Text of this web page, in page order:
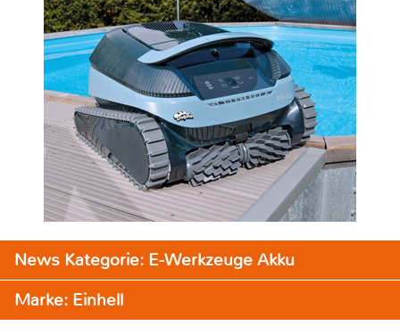
News Kategorie: E-Werkzeuge Akku
Marke: Einhell